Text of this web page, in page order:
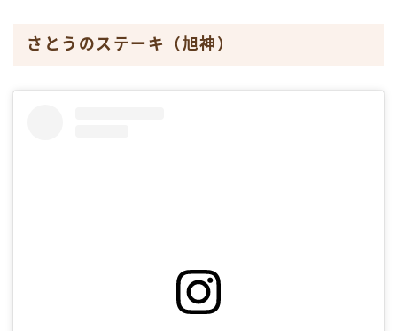
さとうのステーキ（旭神）